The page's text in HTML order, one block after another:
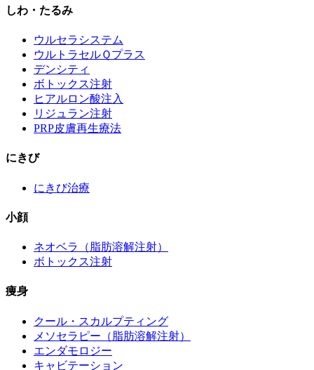
しわ・たるみ
ウルセラシステム
ウルトラセルＱプラス
デンシティ
ボトックス注射
ヒアルロン酸注入
リジュラン注射
PRP皮膚再生療法
にきび
にきび治療
小顔
ネオベラ（脂肪溶解注射）
ボトックス注射
痩身
クール・スカルプティング
メソセラピー（脂肪溶解注射）
エンダモロジー
キャビテーション